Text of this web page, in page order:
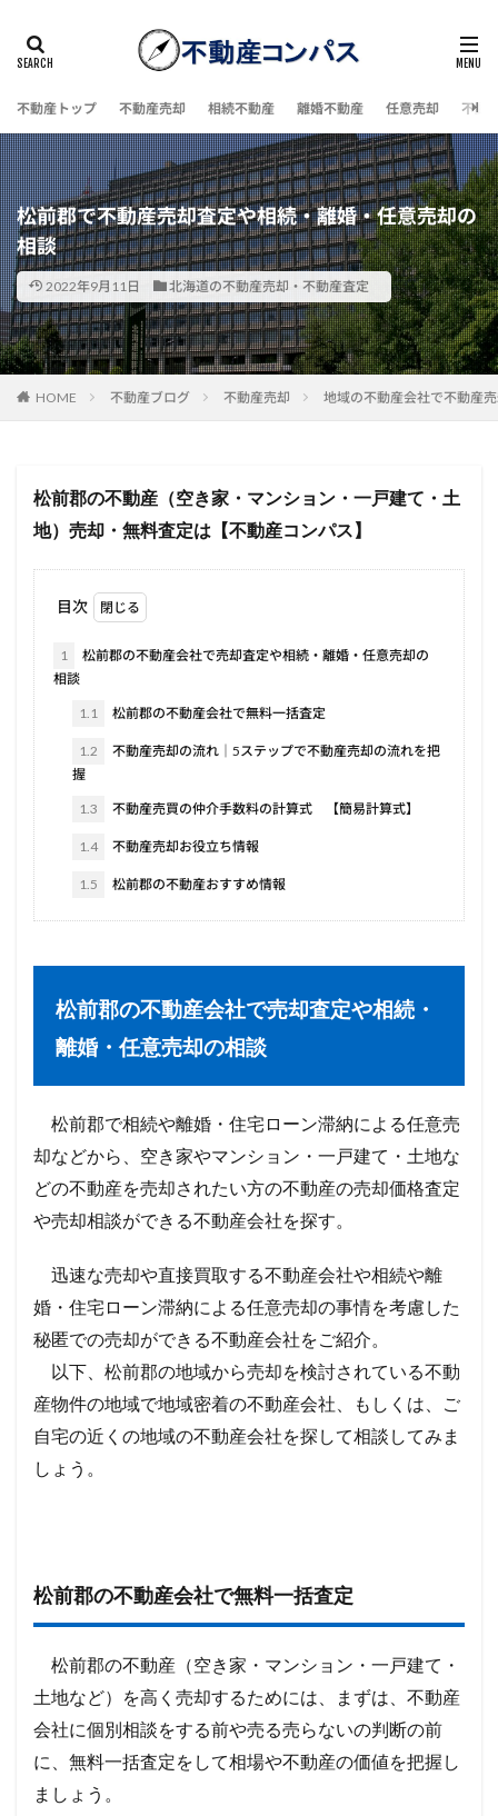
不動産トップ 不動産売却 相続不動産 離婚不動産 任意売却 不動
松前郡で不動産売却査定や相続・離婚・任意売却の
相談
2022年9月11日 北海道の不動産売却・不動産査定
HOME 不動産ブログ 不動産売却 地域の不動産会社で不動産
松前郡の不動産（空き家・マンション・一戸建て・土
地）売却・無料査定は【不動産コンパス】
目次
1
松前郡の不動産会社で売却査定や相続・離婚・任意売却の
相談
1.1 松前郡の不動産会社で無料一括査定
1.2
不動産売却の流れ｜5ステップで不動産売却の流れを把
握
1.3 不動産売買の仲介手数料の計算式 【簡易計算式】
1.4 不動産売却お役立ち情報
1.5 松前郡の不動産おすすめ情報
松前郡の不動産会社で売却査定や相続・
離婚・任意売却の相談
松前郡で相続や離婚・住宅ローン滞納による任意売
却などから、空き家やマンション・一戸建て・土地な
どの不動産を売却されたい方の不動産の売却価格査定
や売却相談ができる不動産会社を探す。
迅速な売却や直接買取する不動産会社や相続や離
婚・住宅ローン滞納による任意売却の事情を考慮した
秘匿での売却ができる不動産会社をご紹介。
以下、松前郡の地域から売却を検討されている不動
産物件の地域で地域密着の不動産会社、もしくは、ご
自宅の近くの地域の不動産会社を探して相談してみま
しょう。
松前郡の不動産会社で無料一括査定
松前郡の不動産（空き家・マンション・一戸建て・
土地など）を高く売却するためには、まずは、不動産
会社に個別相談をする前や売る売らないの判断の前
に、無料一括査定をして相場や不動産の価値を把握し
ましょう。